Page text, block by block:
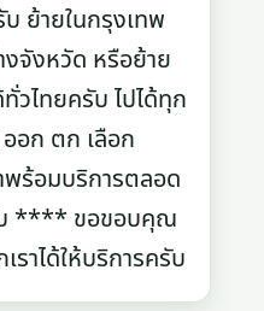
ย้ายในกรุงเทพ
งจังหวัด หรือย้าย
วไทยครับ ไปได้ทุก
อก ตก เลือก
พร้อมบริการตลอด
บ **** ขอขอบคุณ
ราได้ให้บริการครับ